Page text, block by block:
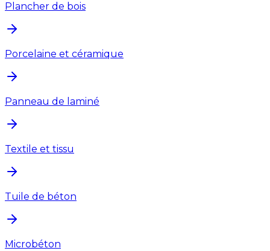
Plancher de bois
Porcelaine et céramique
Panneau de laminé
Textile et tissu
Tuile de béton
Microbéton